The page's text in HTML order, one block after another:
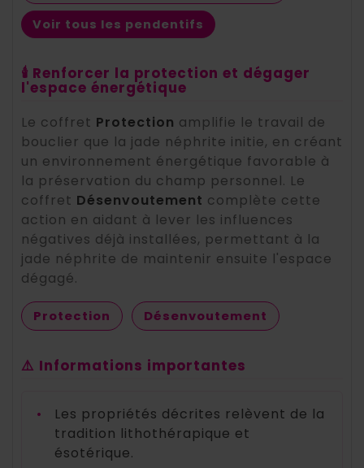
Voir tous les pendentifs
🕯️ Renforcer la protection et dégager
l'espace énergétique
Le coffret Protection amplifie le travail de
bouclier que la jade néphrite initie, en créant
un environnement énergétique favorable à
la préservation du champ personnel. Le
coffret Désenvoutement complète cette
action en aidant à lever les influences
négatives déjà installées, permettant à la
jade néphrite de maintenir ensuite l'espace
dégagé.
Protection Désenvoutement
⚠️ Informations importantes
•
Les propriétés décrites relèvent de la
tradition lithothérapique et
ésotérique.